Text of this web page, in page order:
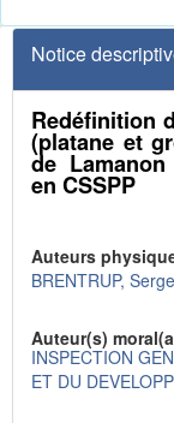
Notice
Redéfinition
(platane et
de
en CSSPP
Auteurs
BRENTRUP, Serge
Auteur(s)
INSPECTION
ET DU